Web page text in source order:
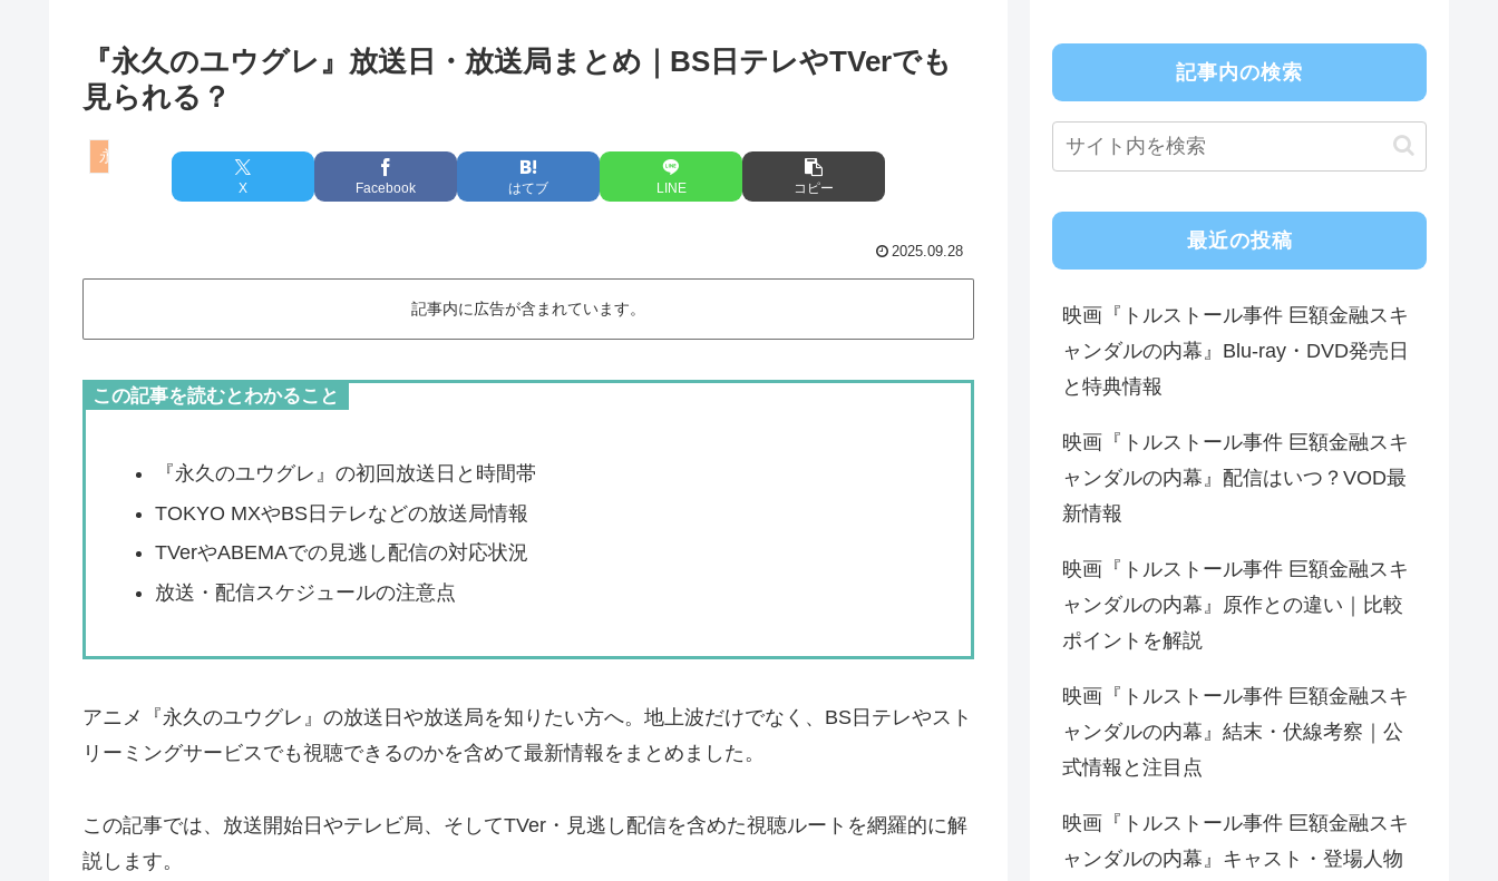
『永久のユウグレ』放送日・放送局まとめ｜BS日テレやTVerでも
見られる？
永久のユウグレ
X Facebook はてブ LINE コピー
2025.09.28
記事内に広告が含まれています。
この記事を読むとわかること
『永久のユウグレ』の初回放送日と時間帯
TOKYO MXやBS日テレなどの放送局情報
TVerやABEMAでの見逃し配信の対応状況
放送・配信スケジュールの注意点
アニメ『永久のユウグレ』の放送日や放送局を知りたい方へ。地上波だけでなく、BS日テレやスト
リーミングサービスでも視聴できるのかを含めて最新情報をまとめました。
この記事では、放送開始日やテレビ局、そしてTVer・見逃し配信を含めた視聴ルートを網羅的に解
説します。
記事内の検索
最近の投稿
映画『トルストール事件 巨額金融スキ
ャンダルの内幕』Blu-ray・DVD発売日
と特典情報
映画『トルストール事件 巨額金融スキ
ャンダルの内幕』配信はいつ？VOD最
新情報
映画『トルストール事件 巨額金融スキ
ャンダルの内幕』原作との違い｜比較
ポイントを解説
映画『トルストール事件 巨額金融スキ
ャンダルの内幕』結末・伏線考察｜公
式情報と注目点
映画『トルストール事件 巨額金融スキ
ャンダルの内幕』キャスト・登場人物